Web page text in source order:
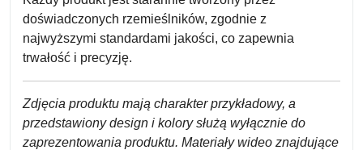
doświadczonych rzemieślników, zgodnie z
najwyższymi standardami jakości, co zapewnia
trwałość i precyzję.
Zdjęcia produktu mają charakter przykładowy, a
przedstawiony design i kolory służą wyłącznie do
zaprezentowania produktu. Materiały wideo znajdujące